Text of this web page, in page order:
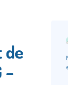
de
–